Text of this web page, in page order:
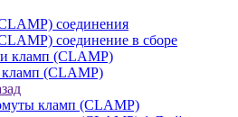
соединения
соединение в сборе
кламп (CLAMP)
(CLAMP)
кламп (CLAMP)